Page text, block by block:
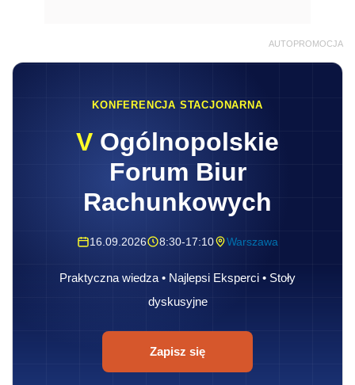
AUTOPROMOCJA
KONFERENCJA STACJONARNA
V Ogólnopolskie
Forum Biur
Rachunkowych
16.09.2026 8:30-17:10 Warszawa
Praktyczna wiedza • Najlepsi Eksperci • Stoły
dyskusyjne
Zapisz się